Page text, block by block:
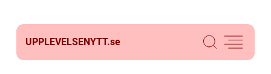
UPPLEVELSENYTT.se